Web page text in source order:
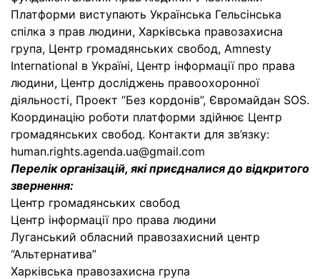
Платформи виступають Українська Гельсінська
спілка з прав людини, Харківська правозахисна
група, Центр громадянських свобод, Amnesty
International в Україні, Центр інформації про права
людини, Центр досліджень правоохоронної
діяльності, Проект “Без кордонів”, Євромайдан SOS.
Координацію роботи платформи здійнює Центр
громадянських свобод. Контакти для зв’язку:
human.rights.agenda.ua@gmail.com
Перелік організацій, які приєдналися до відкритого
звернення:
Центр громадянських свобод
Центр інформації про права людини
Луганський обласний правозахисний центр
“Альтернатива”
Харківська правозахисна група